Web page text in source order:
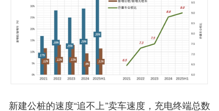
新建公桩的速度“追不上”卖车速度，充电终端总数